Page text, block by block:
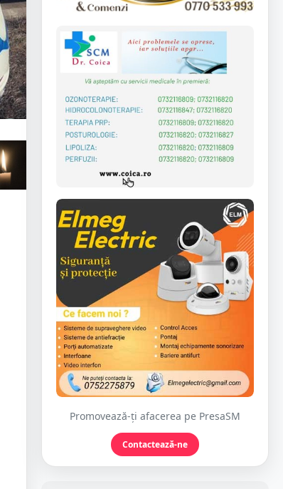
Promovează-ți afacerea pe PresaSM
Contactează-ne